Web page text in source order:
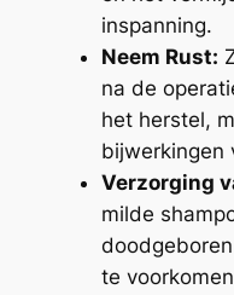
inspanning.
Neem Rust:
na de
het herstel,
bijwerkingen
Verzorging
milde
te